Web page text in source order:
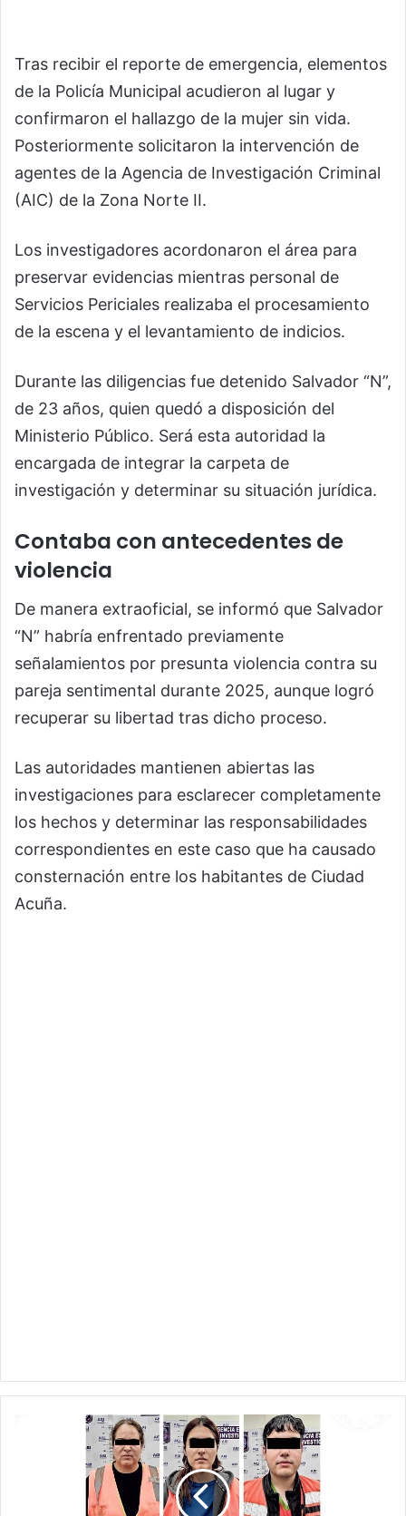
Tras recibir el reporte de emergencia, elementos
de la Policía Municipal acudieron al lugar y
confirmaron el hallazgo de la mujer sin vida.
Posteriormente solicitaron la intervención de
agentes de la Agencia de Investigación Criminal
(AIC) de la Zona Norte II.
Los investigadores acordonaron el área para
preservar evidencias mientras personal de
Servicios Periciales realizaba el procesamiento
de la escena y el levantamiento de indicios.
Durante las diligencias fue detenido Salvador “N”,
de 23 años, quien quedó a disposición del
Ministerio Público. Será esta autoridad la
encargada de integrar la carpeta de
investigación y determinar su situación jurídica.
Contaba con antecedentes de
violencia
De manera extraoficial, se informó que Salvador
“N” habría enfrentado previamente
señalamientos por presunta violencia contra su
pareja sentimental durante 2025, aunque logró
recuperar su libertad tras dicho proceso.
Las autoridades mantienen abiertas las
investigaciones para esclarecer completamente
los hechos y determinar las responsabilidades
correspondientes en este caso que ha causado
consternación entre los habitantes de Ciudad
Acuña.